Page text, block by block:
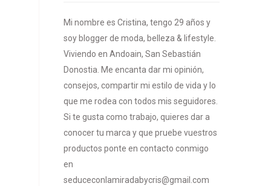
Mi nombre es Cristina, tengo 29 años y
soy blogger de moda, belleza & lifestyle.
Viviendo en Andoain, San Sebastián
Donostia. Me encanta dar mi opinión,
consejos, compartir mi estilo de vida y lo
que me rodea con todos mis seguidores.
Si te gusta como trabajo, quieres dar a
conocer tu marca y que pruebe vuestros
productos ponte en contacto conmigo
en
seduceconlamiradabycris@gmail.com